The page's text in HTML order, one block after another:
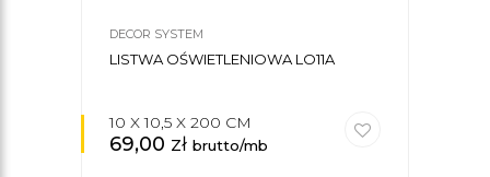
DECOR SYSTEM
LISTWA OŚWIETLENIOWA LO11A
10 X 10,5 X 200 CM
69,00 zł brutto/mb